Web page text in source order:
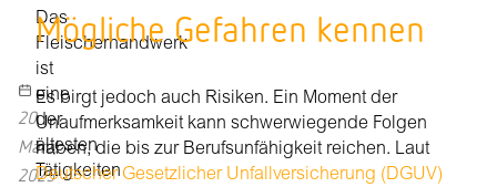
20
März,
2025
Das
Fleischerhandwerk
ist
eine
der
ältesten
Tätigkeiten
Mögliche Gefahren kennen
Es birgt jedoch auch Risiken. Ein Moment der
Unaufmerksamkeit kann schwerwiegende Folgen
haben, die bis zur Berufsunfähigkeit reichen. Laut
Deutscher Gesetzlicher Unfallversicherung (DGUV)